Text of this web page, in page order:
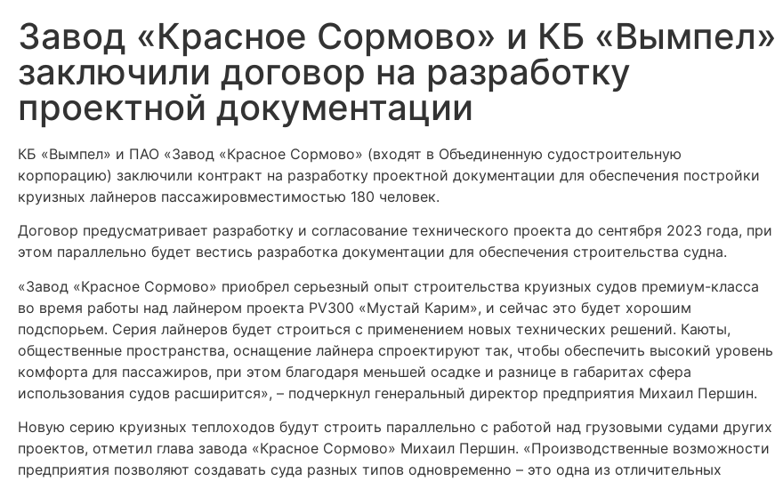
Завод «Красное Сормово» и КБ «Вымпел»
заключили договор на разработку
проектной документации
КБ «Вымпел» и ПАО «Завод «Красное Сормово» (входят в Объединенную судостроительную
корпорацию) заключили контракт на разработку проектной документации для обеспечения постройки
круизных лайнеров пассажировместимостью 180 человек.
Договор предусматривает разработку и согласование технического проекта до сентября 2023 года, при
этом параллельно будет вестись разработка документации для обеспечения строительства судна.
«Завод «Красное Сормово» приобрел серьезный опыт строительства круизных судов премиум-класса
во время работы над лайнером проекта PV300 «Мустай Карим», и сейчас это будет хорошим
подспорьем. Серия лайнеров будет строиться с применением новых технических решений. Каюты,
общественные пространства, оснащение лайнера спроектируют так, чтобы обеспечить высокий уровень
комфорта для пассажиров, при этом благодаря меньшей осадке и разнице в габаритах сфера
использования судов расширится», – подчеркнул генеральный директор предприятия Михаил Першин.
Новую серию круизных теплоходов будут строить параллельно с работой над грузовыми судами других
проектов, отметил глава завода «Красное Сормово» Михаил Першин. «Производственные возможности
предприятия позволяют создавать суда разных типов одновременно – это одна из отличительных